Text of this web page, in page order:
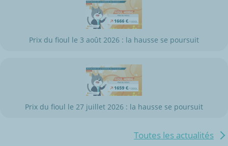
Prix du fioul le 3 août 2026 : la hausse se poursuit
Prix du fioul le 27 juillet 2026 : la hausse se poursuit
Toutes les actualités